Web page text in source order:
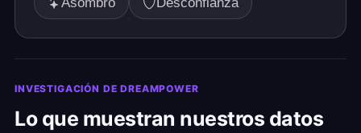
INVESTIGACIÓN DE DREAMPOWER
Lo que muestran nuestros datos